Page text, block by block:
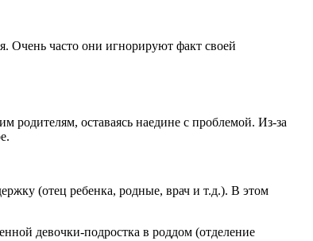
Очень часто они игнорируют факт своей
родителям, оставаясь наедине с проблемой. Из-за
(отец ребенка, родные, врач и т.д.). В этом
девочки-подростка в роддом (отделение